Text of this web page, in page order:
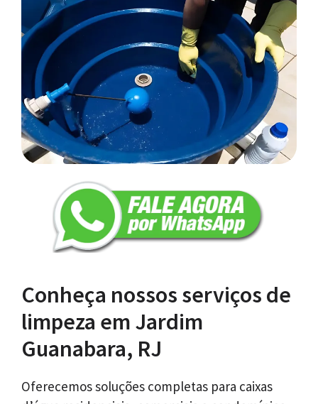
Conheça nossos serviços de
limpeza em Jardim
Guanabara, RJ
Oferecemos soluções completas para caixas